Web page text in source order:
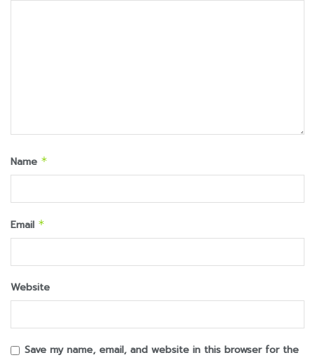
Name *
Email *
Website
Save my name, email, and website in this browser for the